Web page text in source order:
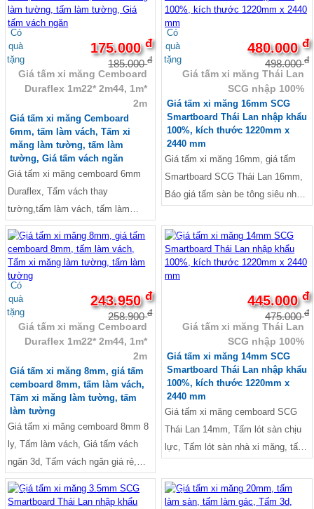
lửng, giá tấm cemboard thái lan,
Tấm xi măng làm tường, Giá tấm
xi măng ốp tường, Báo giá tấm
Cemboard làm vách ngăn, Giá tấm
xi măng làm vách ngăn, Giá tấm
làm vách, Báo giá tấm Duraflex
Vĩnh Tường, Mua tấm Cemboard ở
TPHCM, Trọng lượng tấm
Cemboard Thái Lan, giá tấm xi
măng smartboard, Giá tấm xi măng
siêu nhẹ, Báo giá tấm Duraflex,
Tấm bê tông nhẹ ngoài trời
măng nhẹ, Tấm lót sàn chịu lực,
Tấm lót sàn nhà xi măng, giá tấm
xi măng thái lan, Tấm bê tông nhẹ
ngoài trời, Bảng Báo Giá Tấm Xi
Có
quà
tặng
175.000đ
185.000đ
Giá tấm xi măng Cemboard
Duraflex 1m22* 2m44, 1m*
2m
Giá tấm xi măng Cemboard
6mm, tấm làm vách, Tấm xi
măng làm tường, tấm làm
tường, Giá tấm vách ngăn
Giá tấm xi măng cemboard 6mm
Duraflex, Tấm vách thay
tường,tấm làm vách, tấm làm
tường, Giá tấm vách ngăn ngoài
trời, Giá tấm vách ngăn 3d, Tấm
vách ngăn giá rẻ, giá tấm xi mang
làm vách, Giá tấm xi măng ốp
tường, Tấm xi măng làm tường,
Báo giá tấm Cemboard làm vách
ngăn, Giá tấm xi măng làm vách
ngăn, Báo giá thi công vách ngăn
tấm Cemboard
Có
quà
tặng
480.000đ
498.000đ
Giá tấm xi măng Thái Lan
SCG nhập 100%
Giá tấm xi măng 16mm SCG
Smartboard Thái Lan nhập khẩu
100%, kích thước 1220mm x
2440 mm
Giá tấm xi măng 16mm, giá tấm
Smartboard SCG Thái Lan 16mm,
Báo giá tấm sàn be tông siêu nhẹ,
nhẹ ngoài trời, Tấm lót sàn chịu
lực, Tấm lót sàn nhà xi măng, Giá
tấm be tông nhẹ lót sàn, Tấm xi
măng lót sàn giá bao nhiêu, Bảng
giá tấm xi măng lót sàn, Tấm lót
sàn gác lửng, Nên làm gác lửng
-6%
Có
quà
tặng
243.950đ
258.900đ
Giá tấm xi măng Cemboard
Duraflex 1m22* 2m44, 1m*
2m
Giá tấm xi măng 8mm, giá tấm
cemboard 8mm, tấm làm vách,
Tấm xi măng làm tường, tấm
làm tường
Giá tấm xi măng cemboard 8mm 8
ly, Tấm làm vách, Giá tấm vách
ngăn 3d, Tấm vách ngăn giá rẻ,
Tấm vách ngăn phòng ngủ, Báo giá
thi công vách ngăn tấm Cemboard,
-6%
445.000đ
475.000đ
Giá tấm xi măng Thái Lan
SCG nhập 100%
Giá tấm xi măng 14mm SCG
Smartboard Thái Lan nhập khẩu
100%, kích thước 1220mm x
2440 mm
Giá tấm xi măng cemboard SCG
Thái Lan 14mm, Tấm lót sàn chịu
lực, Tấm lót sàn nhà xi măng, tấm
Giá tấm be tông nhẹ lót sàn, Bảng
giá tấm xi măng lót sàn, Tấm lót
-3% -9%